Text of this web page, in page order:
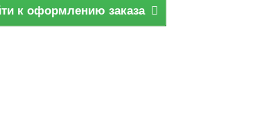
к оформлению заказа